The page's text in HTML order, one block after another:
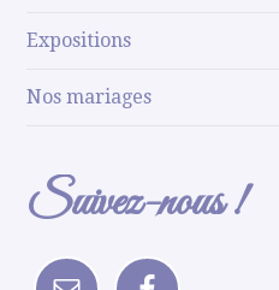
Expositions
Nos mariages
Suivez-nous !